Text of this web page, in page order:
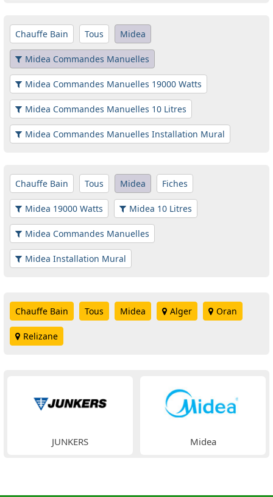
Chauffe Bain Tous Midea
Midea Commandes Manuelles
Midea Commandes Manuelles 19000 Watts
Midea Commandes Manuelles 10 Litres
Midea Commandes Manuelles Installation Mural
Chauffe Bain Tous Midea Fiches
Midea 19000 Watts Midea 10 Litres
Midea Commandes Manuelles
Midea Installation Mural
Chauffe Bain Tous Midea Alger Oran
Relizane
JUNKERS Midea